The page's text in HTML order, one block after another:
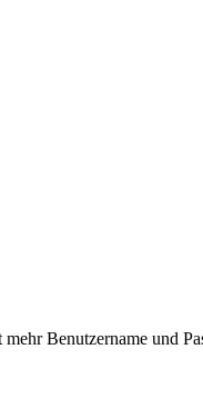
Benutzername und